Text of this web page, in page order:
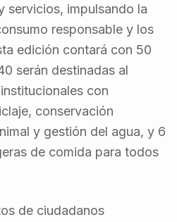
servicios, impulsando la
responsable y los
edición contará con 50
serán destinadas al
con
conservación
y gestión del agua, y 6
de comida para todos
de ciudadanos